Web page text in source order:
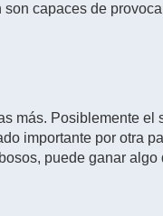
capaces de
más. Posiblemente el
importante por otra
puede ganar algo